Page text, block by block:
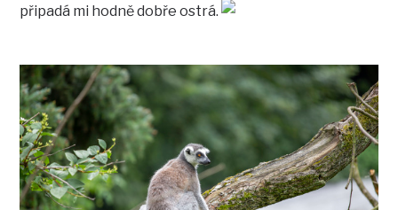
připadá mi hodně dobře ostrá.